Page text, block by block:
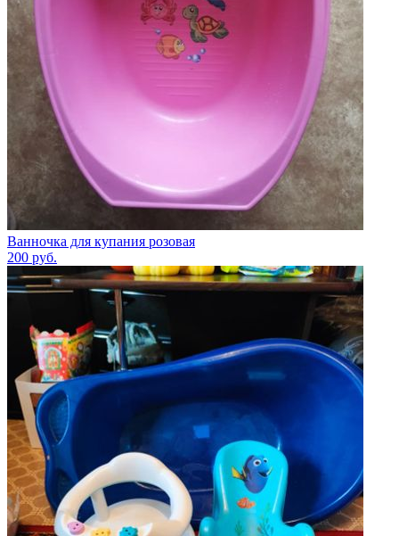
Ванночка для купания розовая
200 руб.